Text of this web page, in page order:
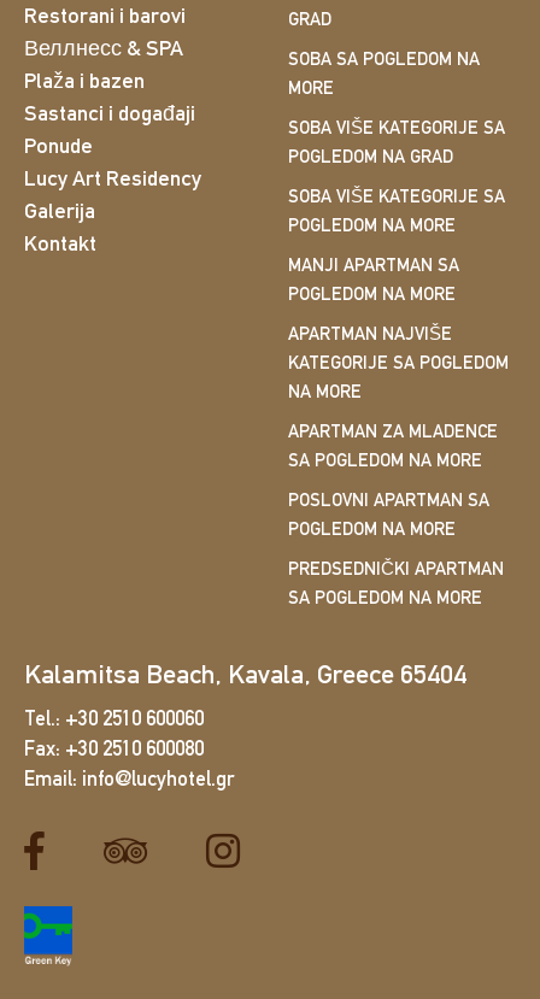
Restorani i barovi
Веллнесс & SPA
Plaža i bazen
Sastanci i događaji
Ponude
Lucy Art Residency
Galerija
Kontakt
GRAD
SOBA SA POGLEDOM NA
MORE
SOBA VIŠE KATEGORIJE SA
POGLEDOM NA GRAD
SOBA VIŠE KATEGORIJE SA
POGLEDOM NA MORE
MANJI APARTMAN SA
POGLEDOM NA MORE
APARTMAN NAJVIŠE
KATEGORIJE SA POGLEDOM
NA MORE
APARTMAN ZA MLADENCE
SA POGLEDOM NA MORE
POSLOVNI APARTMAN SA
POGLEDOM NA MORE
PREDSEDNIČKI APARTMAN
SA POGLEDOM NA MORE
Kalamitsa Beach, Kavala, Greece 65404
Tel.: +30 2510 600060
Fax: +30 2510 600080
Email: info@lucyhotel.gr